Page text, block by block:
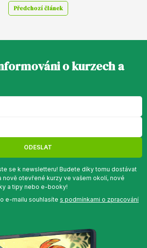
Předchozí článek
o kurzech a
ODESLAT
se k newsletteru! Budete díky tomu dostávat
nově otevřené kurzy ve vašem okolí, nové
a tipy nebo e-booky!
e-mailu souhlasíte s podmínkami o zpracování